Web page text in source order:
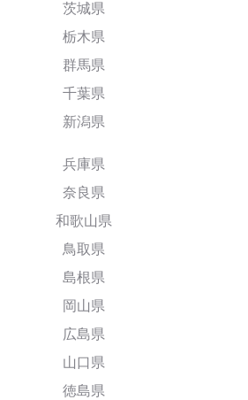
茨城県
栃木県
群馬県
千葉県
新潟県
兵庫県
奈良県
和歌山県
鳥取県
島根県
岡山県
広島県
山口県
徳島県